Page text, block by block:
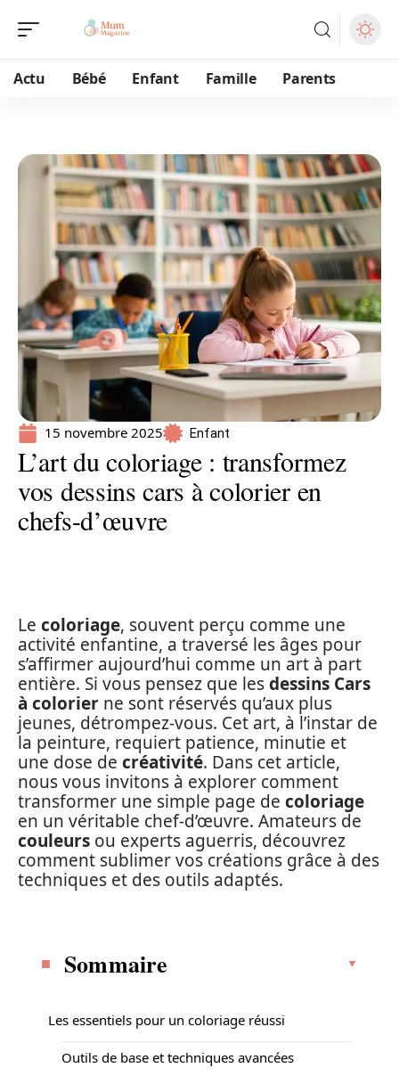
Actu Bébé Enfant Famille Parents
15 novembre 2025 Enfant
L’art du coloriage : transformez
vos dessins cars à colorier en
chefs-d’œuvre
Le coloriage, souvent perçu comme une
activité enfantine, a traversé les âges pour
s’affirmer aujourd’hui comme un art à part
entière. Si vous pensez que lesdessins Cars
à colorier ne sont réservés qu’aux plus
jeunes, détrompez-vous. Cet art, à l’instar de
la peinture, requiert patience, minutie et
une dose de créativité. Dans cet article,
nous vous invitons à explorer comment
transformer une simple page de coloriage
en un véritable chef-d’œuvre. Amateurs de
couleurs ou experts aguerris, découvrez
comment sublimer vos créations grâce à des
techniques et des outils adaptés.
Sommaire
Les essentiels pour un coloriage réussi
Outils de base et techniques avancées